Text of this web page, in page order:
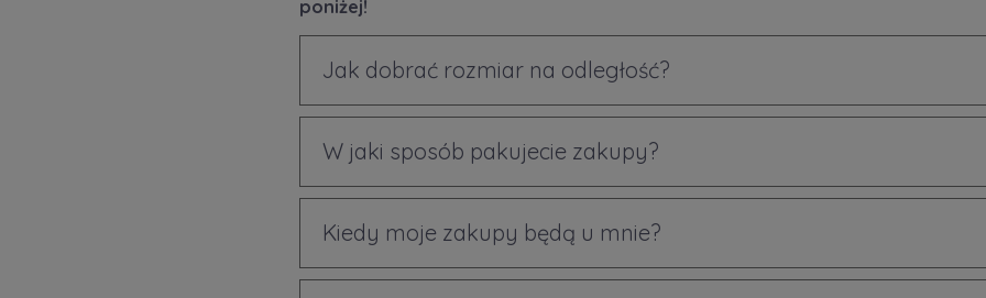
poniżej!
Jak dobrać rozmiar na odległość?
W jaki sposób pakujecie zakupy?
Kiedy moje zakupy będą u mnie?